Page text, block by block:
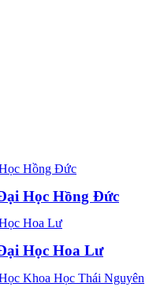
Học Hồng Đức
Học Hoa Lư